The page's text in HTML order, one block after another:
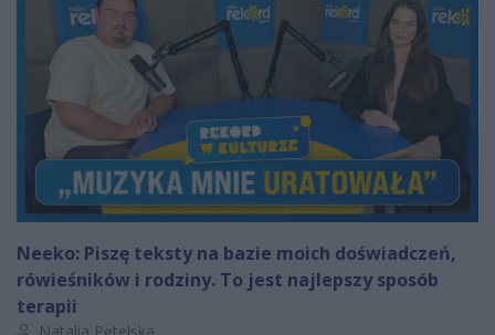
Neeko: Piszę teksty na bazie moich doświadczeń,
rówieśników i rodziny. To jest najlepszy sposób
terapii
Autor artykułu:
Natalia Pętelska